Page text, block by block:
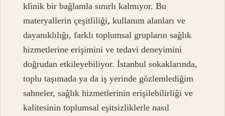
klinik bir bağlamla sınırlı kalmıyor. Bu
materyallerin çeşitliliği, kullanım alanları ve
dayanıklılığı, farklı toplumsal grupların sağlık
hizmetlerine erişimini ve tedavi deneyimini
doğrudan etkileyebiliyor. İstanbul sokaklarında,
toplu taşımada ya da iş yerinde gözlemlediğim
sahneler, sağlık hizmetlerinin erişilebilirliği ve
kalitesinin toplumsal eşitsizliklerle nasıl